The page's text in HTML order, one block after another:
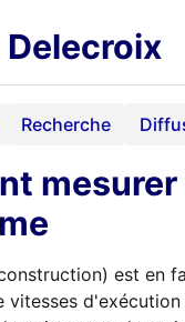
Recherche
est en
vitesses